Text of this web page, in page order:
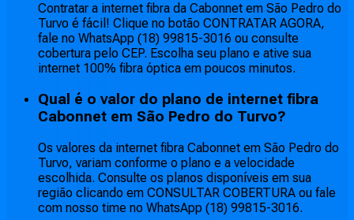
Contratar a internet fibra da Cabonnet em São Pedro do
Turvo é fácil! Clique no botão CONTRATAR AGORA,
fale no WhatsApp (18) 99815-3016 ou consulte
cobertura pelo CEP. Escolha seu plano e ative sua
internet 100% fibra óptica em poucos minutos.
Qual é o valor do plano de internet fibra
Cabonnet em São Pedro do Turvo?
Os valores da internet fibra Cabonnet em São Pedro do
Turvo, variam conforme o plano e a velocidade
escolhida. Consulte os planos disponíveis em sua
região clicando em CONSULTAR COBERTURA ou fale
com nosso time no WhatsApp (18) 99815-3016.